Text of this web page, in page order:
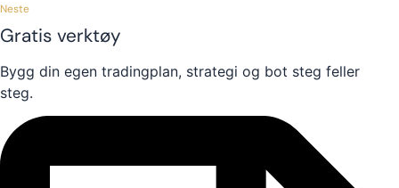
Neste
Gratis verktøy
Bygg din egen tradingplan, strategi og bot steg feller
steg.